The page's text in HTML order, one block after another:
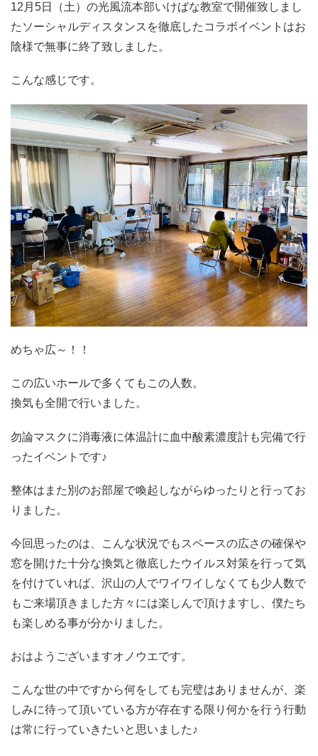
12月5日（土）の光風流本部いけばな教室で開催致しまし
たソーシャルディスタンスを徹底したコラボイベントはお
陰様で無事に終了致しました。
こんな感じです。
めちゃ広～！！
この広いホールで多くてもこの人数。
換気も全開で行いました。
勿論マスクに消毒液に体温計に血中酸素濃度計も完備で行
ったイベントです♪
整体はまた別のお部屋で喚起しながらゆったりと行ってお
りました。
今回思ったのは、こんな状況でもスペースの広さの確保や
窓を開けた十分な換気と徹底したウイルス対策を行って気
を付けていれば、沢山の人でワイワイしなくても少人数で
もご来場頂きました方々には楽しんで頂けますし、僕たち
も楽しめる事が分かりました。
おはようございますオノウエです。
こんな世の中ですから何をしても完璧はありませんが、楽
しみに待って頂いている方が存在する限り何かを行う行動
は常に行っていきたいと思いました♪